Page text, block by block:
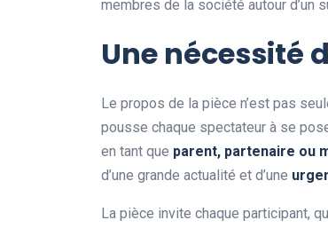
membres de la société autour d’un
Une nécessité
Le propos de la pièce n’est pas
pousse chaque spectateur à se
en tant que parent, partenaire ou
d’une grande actualité et d’une urge
La pièce invite chaque participant,